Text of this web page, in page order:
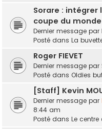
Sorare : intégrer
coupe du monde
Dernier message par
Posté dans La
Roger FIEVET
Dernier message par
Posté dans Oldies
[Staff] Kevin
Dernier message par
8:44 am
Posté dans Le centre